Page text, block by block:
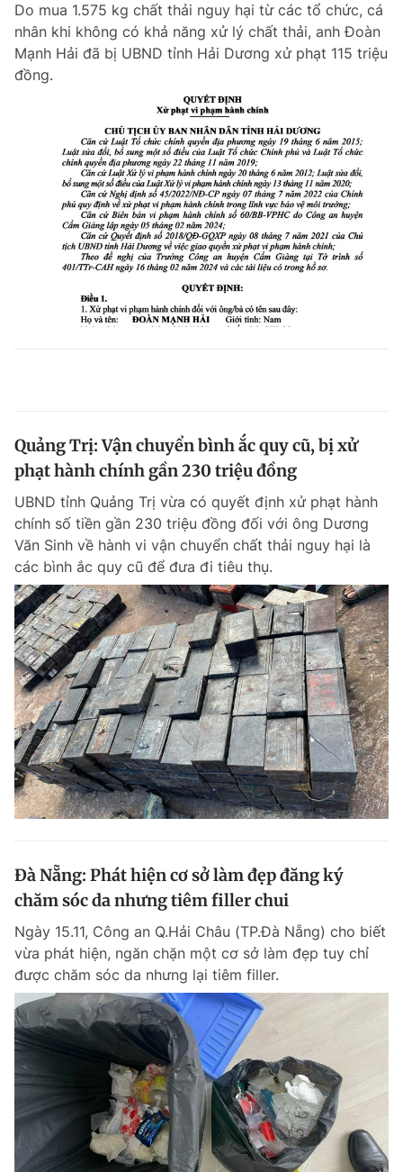
Do mua 1.575 kg chất thải nguy hại từ các tổ chức, cá
nhân khi không có khả năng xử lý chất thải, anh Đoàn
Mạnh Hải đã bị UBND tỉnh Hải Dương xử phạt 115 triệu
đồng.
Quảng Trị: Vận chuyển bình ắc quy cũ, bị xử
phạt hành chính gần 230 triệu đồng
UBND tỉnh Quảng Trị vừa có quyết định xử phạt hành
chính số tiền gần 230 triệu đồng đối với ông Dương
Văn Sinh về hành vi vận chuyển chất thải nguy hại là
các bình ắc quy cũ để đưa đi tiêu thụ.
Đà Nẵng: Phát hiện cơ sở làm đẹp đăng ký
chăm sóc da nhưng tiêm filler chui
Ngày 15.11, Công an Q.Hải Châu (TP.Đà Nẵng) cho biết
vừa phát hiện, ngăn chặn một cơ sở làm đẹp tuy chỉ
được chăm sóc da nhưng lại tiêm filler.